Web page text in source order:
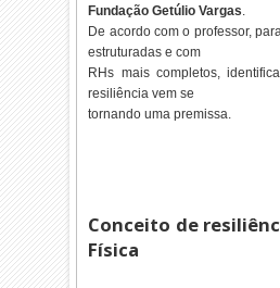
Fundação Getúlio Vargas.
De acordo com o professor,
estruturadas e com
RHs mais completos,
resiliência vem se
tornando uma premissa.
Conceito de
Física